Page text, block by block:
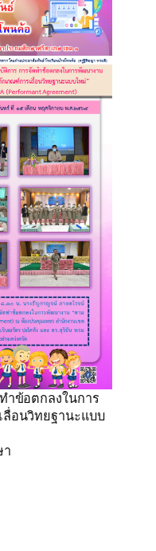
ำข้อตกลงในการ
อนวิทยฐานะแบบ
า